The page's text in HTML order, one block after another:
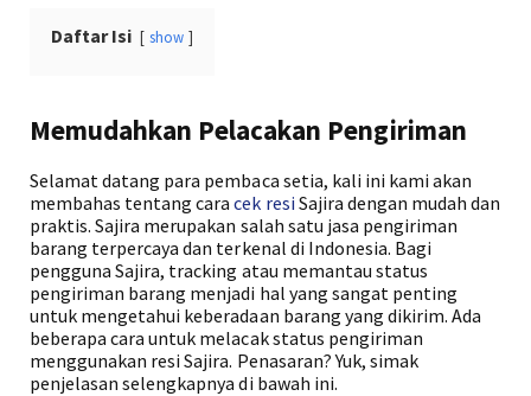
Daftar Isi show
Memudahkan Pelacakan Pengiriman
Selamat datang para pembaca setia, kali ini kami akan
membahas tentang caracek resi Sajira dengan mudah dan
praktis. Sajira merupakan salah satu jasa pengiriman
barang terpercaya dan terkenal di Indonesia. Bagi
pengguna Sajira, tracking atau memantau status
pengiriman barang menjadi hal yang sangat penting
untuk mengetahui keberadaan barang yang dikirim. Ada
beberapa cara untuk melacak status pengiriman
menggunakan resi Sajira. Penasaran? Yuk, simak
penjelasan selengkapnya di bawah ini.